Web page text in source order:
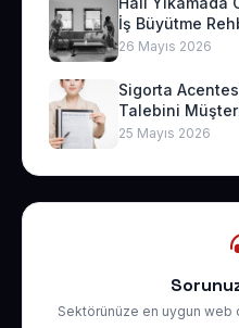
İş Büyütme
26 Mayıs 2026
Sigorta
Talebini
25 Mayıs 2026
Sektörünüze en uygun